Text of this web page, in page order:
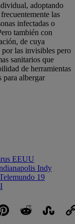
adoptando
las
infectadas o
también con
de cuya
las invisibles pero
sanitarios que
de herramientas
para albergar
EEUU
Indy
19